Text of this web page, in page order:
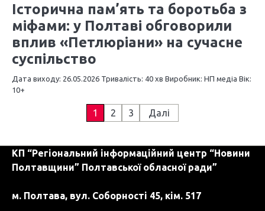
Історична пам’ять та боротьба з
міфами: у Полтаві обговорили
вплив «Петлюріани» на сучасне
суспільство
Дата виходу: 26.05.2026 Тривалість: 40 хв Виробник: НП медіа Вік:
10+
г
н
1 2 3 Далі
КП “Регіональний інформаційний центр “Новини
Полтавщини” Полтавської обласної ради”
м. Полтава, вул. Соборності 45, кім. 517